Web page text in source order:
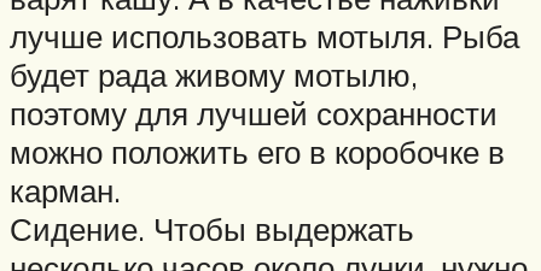
лучше использовать мотыля. Рыба
будет рада живому мотылю,
поэтому для лучшей сохранности
можно положить его в коробочке в
карман.
Сидение. Чтобы выдержать